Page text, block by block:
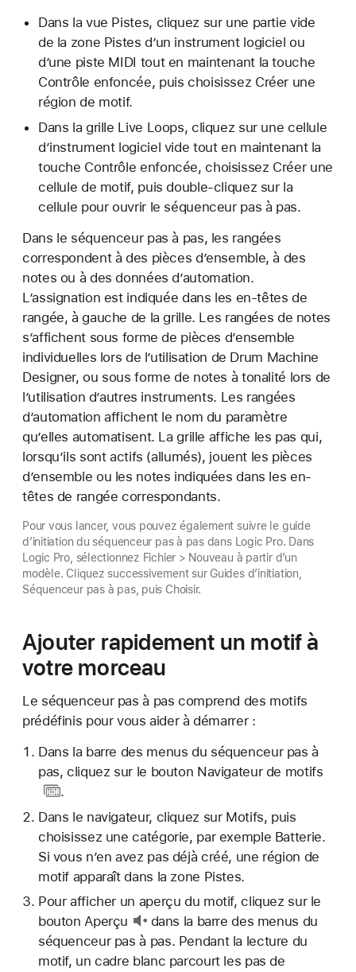
Dans la vue Pistes, cliquez sur une partie vide
de la zone Pistes d’un instrument logiciel ou
d’une piste MIDI tout en maintenant la touche
Contrôle enfoncée, puis choisissez Créer une
région de motif.
Dans la grille Live Loops, cliquez sur une cellule
d’instrument logiciel vide tout en maintenant la
touche Contrôle enfoncée, choisissez Créer une
cellule de motif, puis double-cliquez sur la
cellule pour ouvrir le séquenceur pas à pas.
Dans le séquenceur pas à pas, les rangées
correspondent à des pièces d’ensemble, à des
notes ou à des données d’automation.
L’assignation est indiquée dans les en-têtes de
rangée, à gauche de la grille. Les rangées de notes
s’affichent sous forme de pièces d’ensemble
individuelles lors de l’utilisation de Drum Machine
Designer, ou sous forme de notes à tonalité lors de
l’utilisation d’autres instruments. Les rangées
d’automation affichent le nom du paramètre
qu’elles automatisent. La grille affiche les pas qui,
lorsqu’ils sont actifs (allumés), jouent les pièces
d’ensemble ou les notes indiquées dans les en-
têtes de rangée correspondants.
Pour vous lancer, vous pouvez également suivre le guide
d’initiation du séquenceur pas à pas dans Logic Pro. Dans
Logic Pro, sélectionnez Fichier > Nouveau à partir d’un
modèle. Cliquez successivement sur Guides d’initiation,
Séquenceur pas à pas, puis Choisir.
Ajouter rapidement un motif à
votre morceau
Le séquenceur pas à pas comprend des motifs
prédéfinis pour vous aider à démarrer :
Dans la barre des menus du séquenceur pas à
pas, cliquez sur le bouton Navigateur de motifs
.
Dans le navigateur, cliquez sur Motifs, puis
choisissez une catégorie, par exemple Batterie.
Si vous n’en avez pas déjà créé, une région de
motif apparaît dans la zone Pistes.
Pour afficher un aperçu du motif, cliquez sur le
bouton Aperçu
dans la barre des menus du
séquenceur pas à pas. Pendant la lecture du
motif, un cadre blanc parcourt les pas de